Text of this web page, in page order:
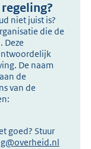
niet juist is?
die de
Deze
De naam
de
van de
goed? Stuur